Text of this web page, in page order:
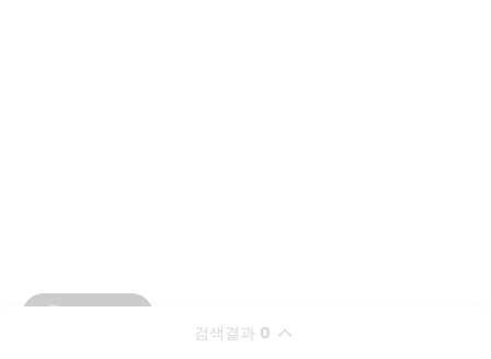
검색결과 0